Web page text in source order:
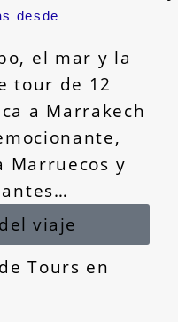
desde
el mar y la
tour de 12
a Marrakech
y
viaje
Tours en